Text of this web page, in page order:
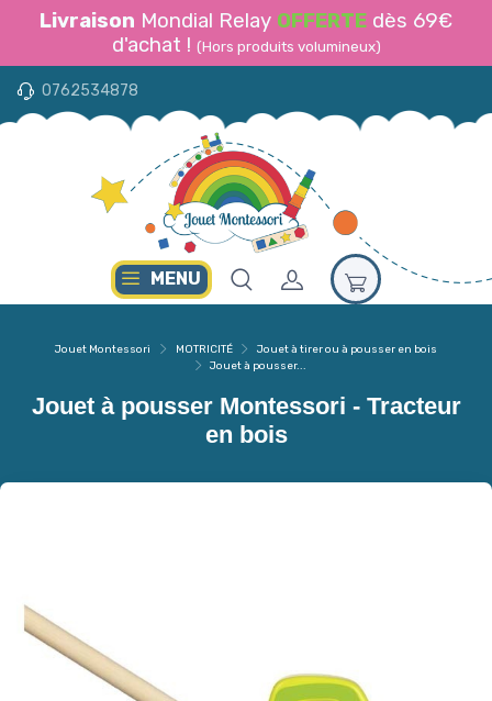
Livraison Mondial Relay OFFERTE dès 69€
d'achat ! (Hors produits volumineux)
0762534878
MENU
Jouet Montessori MOTRICITÉ
Jouet à tirer ou à pousser en bois
Jouet à pousser...
Jouet à pousser Montessori - Tracteur
en bois